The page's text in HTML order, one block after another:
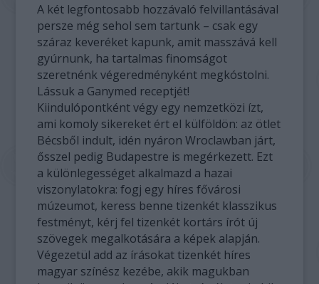
A két legfontosabb hozzávaló felvillantásával
persze még sehol sem tartunk – csak egy
száraz keveréket kapunk, amit masszává kell
gyúrnunk, ha tartalmas finomságot
szeretnénk végeredményként megkóstolni.
Lássuk a Ganymed receptjét!
Kiindulópontként végy egy nemzetközi ízt,
ami komoly sikereket ért el külföldön: az ötlet
Bécsből indult, idén nyáron Wroclawban járt,
ősszel pedig Budapestre is megérkezett. Ezt
a különlegességet alkalmazd a hazai
viszonylatokra: fogj egy híres fővárosi
múzeumot, keress benne tizenkét klasszikus
festményt, kérj fel tizenkét kortárs írót új
szövegek megalkotására a képek alapján.
Végezetül add az írásokat tizenkét híres
magyar színész kezébe, akik magukban